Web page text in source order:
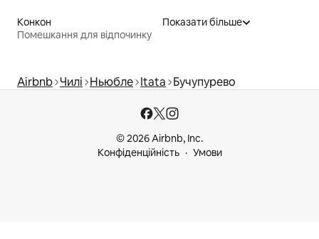
Конкон
Помешкання для відпочинку
Показати більше
Airbnb Чилі Ньюбле Itata Бучупурево
© 2026 Airbnb, Inc.
Конфіденційність
Умови